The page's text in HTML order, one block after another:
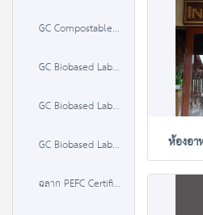
GC Compostable Label (0)
GC Biobased Label 20-50% (0)
GC Biobased Label 50-85 % (0)
GC Biobased Label >85% (0)
ฉลาก PEFC Certified Material (0)
ห้องอา